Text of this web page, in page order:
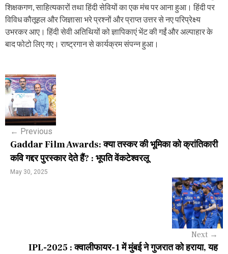
शिक्षकगण, साहित्यकारों तथा हिंदी सेवियों का एक मंच पर आना हुआ। हिंदी पर
विविध कौतूहल और जिज्ञासा भरे प्रश्नों और प्राप्त उत्तर से नए परिप्रेक्ष्य
उभरकर आए। हिंदी सेवी अतिथियों को ज्ञापिकाएं भेंट की गईं और अल्पाहार के
बाद फोटो लिए गए। राष्ट्रगान से कार्यक्रम संपन्न हुआ।
P
o
s
n
a
← Previous
Gaddar Film Awards: क्या तस्कर की भूमिका को क्रांतिकारी
कवि गद्दर पुरस्कार देते हैं? : भूपति वेंकटेश्वरलू
May 30, 2025
Next →
IPL-2025 : क्वालीफायर-1 में मुंबई ने गुजरात को हराया, यह